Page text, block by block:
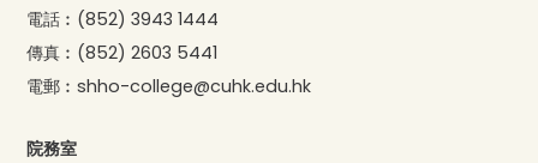
電話︰ (852) 3943 1444
傳真︰ (852) 2603 5441
電郵︰shho-college@cuhk.edu.hk
院務室